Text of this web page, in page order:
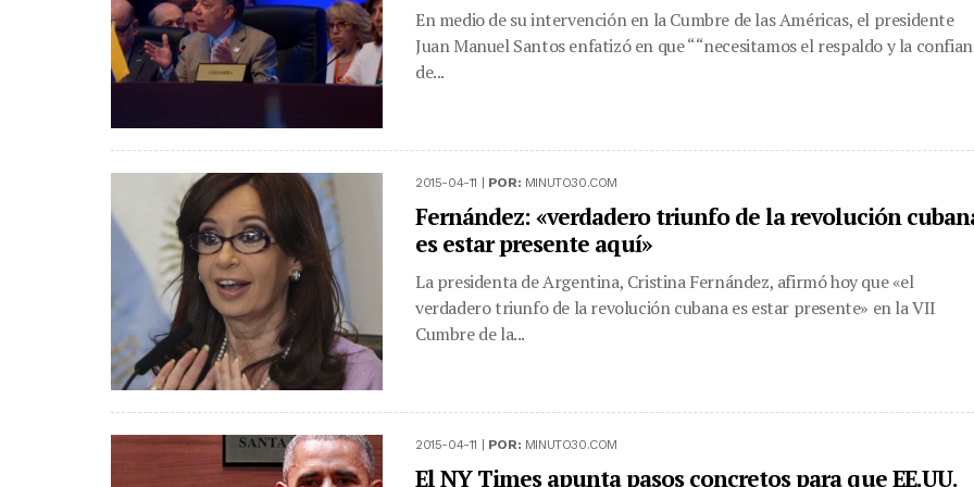
En medio de su intervención en la Cumbre de las Américas, el presidente
Juan Manuel Santos enfatizó en que ““necesitamos el respaldo y la
de...
2015-04-11 | POR: MINUTO30.COM
Fernández: «verdadero triunfo de la revolución
es estar presente aquí»
La presidenta de Argentina, Cristina Fernández, afirmó hoy que «el
verdadero triunfo de la revolución cubana es estar presente» en la VII
Cumbre de la...
2015-04-11 | POR: MINUTO30.COM
El NY Times apunta pasos concretos para que EE.UU.